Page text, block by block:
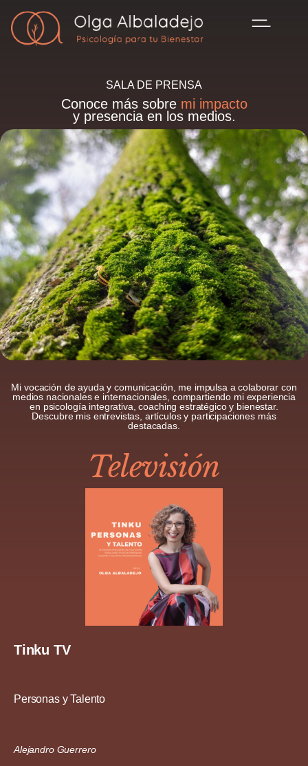
SALA DE PRENSA
Conoce más sobre mi impacto
y presencia en los medios.
Mi vocación de ayuda y comunicación, me impulsa a colaborar con
medios nacionales e internacionales, compartiendo mi experiencia
en psicología integrativa, coaching estratégico y bienestar.
Descubre mis entrevistas, artículos y participaciones más
destacadas.
Televisión
Tinku TV
Personas y Talento
Alejandro Guerrero